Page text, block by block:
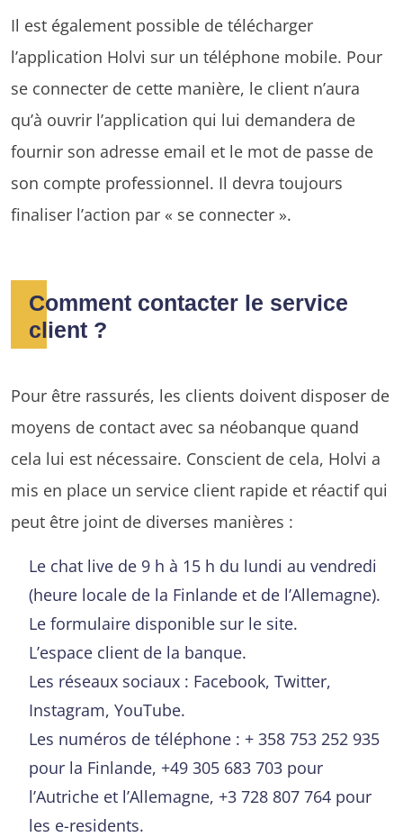
Il est également possible de télécharger
l’application Holvi sur un téléphone mobile. Pour
se connecter de cette manière, le client n’aura
qu’à ouvrir l’application qui lui demandera de
fournir son adresse email et le mot de passe de
son compte professionnel. Il devra toujours
finaliser l’action par « se connecter ».
Comment contacter le service
client ?
Pour être rassurés, les clients doivent disposer de
moyens de contact avec sa néobanque quand
cela lui est nécessaire. Conscient de cela, Holvi a
mis en place un service client rapide et réactif qui
peut être joint de diverses manières :
Le chat live de 9 h à 15 h du lundi au vendredi
(heure locale de la Finlande et de l’Allemagne).
Le formulaire disponible sur le site.
L’espace client de la banque.
Les réseaux sociaux : Facebook, Twitter,
Instagram, YouTube.
Les numéros de téléphone : + 358 753 252 935
pour la Finlande, +49 305 683 703 pour
l’Autriche et l’Allemagne, +3 728 807 764 pour
les e-residents.